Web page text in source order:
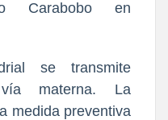
Carabobo en
se transmite
materna. La
medida preventiva